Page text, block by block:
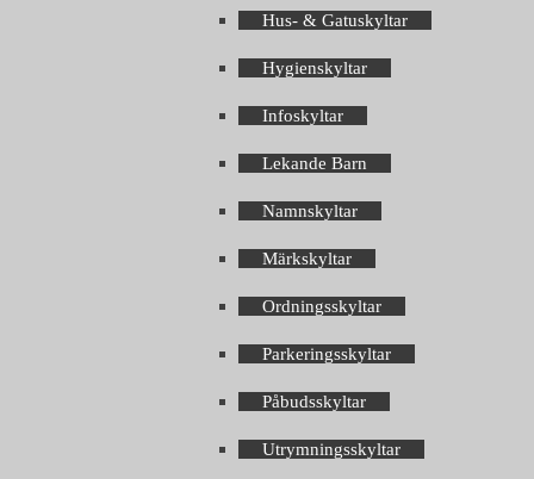
Hus- & Gatuskyltar
Hygienskyltar
Infoskyltar
Lekande Barn
Namnskyltar
Märkskyltar
Ordningsskyltar
Parkeringsskyltar
Påbudsskyltar
Utrymningsskyltar